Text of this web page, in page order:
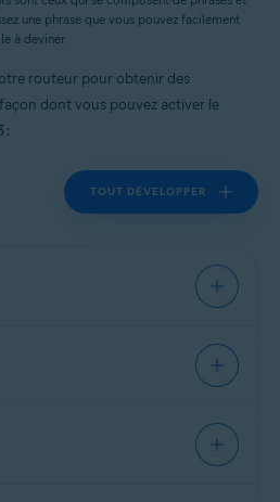
une phrase que vous pouvez facilement
à deviner.
routeur pour obtenir des
dont vous pouvez activer le
:
TOUT DÉVELOPPER